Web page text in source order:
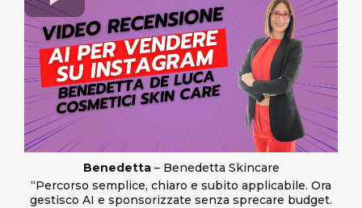
Benedetta– Benedetta Skincare
“Percorso semplice, chiaro e subito applicabile. Ora
gestisco AI e sponsorizzate senza sprecare budget.